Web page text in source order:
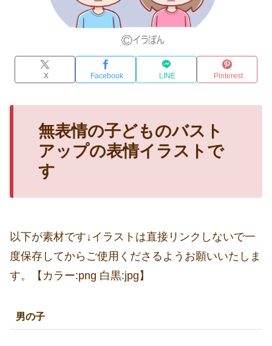
X Facebook LINE Pinterest
無表情の子どものバスト
アップの表情イラストで
す
以下が素材です↓イラストは直接リンクしないで一
度保存してからご使用くださるようお願いいたしま
す。【カラー:png 白黒:jpg】
男の子